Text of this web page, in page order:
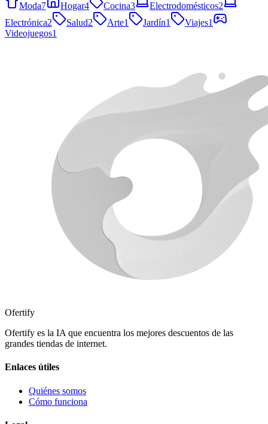
Moda7 Hogar4 Cocina3 Electrodomésticos2
Electrónica2 Salud2 Arte1 Jardín1 Viajes1
Videojuegos1
Ofertify
Ofertify es la IA que encuentra los mejores descuentos de las
grandes tiendas de internet.
Enlaces útiles
Quiénes somos
Cómo funciona